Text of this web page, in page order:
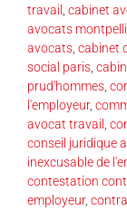
travail , cabinet
avocats
avocats, cabinet
social paris,
prud'hommes,
l'employeur,
avocat travail ,
conseil juridique
inexcusable de
contestation
employeur,